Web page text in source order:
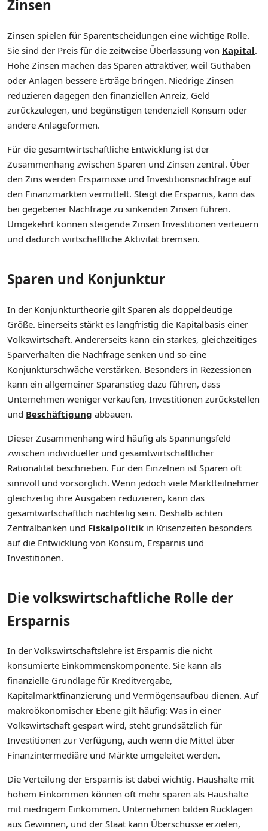
Zinsen
Zinsen spielen für Sparentscheidungen eine wichtige Rolle.
Sie sind der Preis für die zeitweise Überlassung von Kapital.
Hohe Zinsen machen das Sparen attraktiver, weil Guthaben
oder Anlagen bessere Erträge bringen. Niedrige Zinsen
reduzieren dagegen den finanziellen Anreiz, Geld
zurückzulegen, und begünstigen tendenziell Konsum oder
andere Anlageformen.
Für die gesamtwirtschaftliche Entwicklung ist der
Zusammenhang zwischen Sparen und Zinsen zentral. Über
den Zins werden Ersparnisse und Investitionsnachfrage auf
den Finanzmärkten vermittelt. Steigt die Ersparnis, kann das
bei gegebener Nachfrage zu sinkenden Zinsen führen.
Umgekehrt können steigende Zinsen Investitionen verteuern
und dadurch wirtschaftliche Aktivität bremsen.
Sparen und Konjunktur
In der Konjunkturtheorie gilt Sparen als doppeldeutige
Größe. Einerseits stärkt es langfristig die Kapitalbasis einer
Volkswirtschaft. Andererseits kann ein starkes, gleichzeitiges
Sparverhalten die Nachfrage senken und so eine
Konjunkturschwäche verstärken. Besonders in Rezessionen
kann ein allgemeiner Sparanstieg dazu führen, dass
Unternehmen weniger verkaufen, Investitionen zurückstellen
und Beschäftigung abbauen.
Dieser Zusammenhang wird häufig als Spannungsfeld
zwischen individueller und gesamtwirtschaftlicher
Rationalität beschrieben. Für den Einzelnen ist Sparen oft
sinnvoll und vorsorglich. Wenn jedoch viele Marktteilnehmer
gleichzeitig ihre Ausgaben reduzieren, kann das
gesamtwirtschaftlich nachteilig sein. Deshalb achten
Zentralbanken und Fiskalpolitik in Krisenzeiten besonders
auf die Entwicklung von Konsum, Ersparnis und
Investitionen.
Die volkswirtschaftliche Rolle der
Ersparnis
In der Volkswirtschaftslehre ist Ersparnis die nicht
konsumierte Einkommenskomponente. Sie kann als
finanzielle Grundlage für Kreditvergabe,
Kapitalmarktfinanzierung und Vermögensaufbau dienen. Auf
makroökonomischer Ebene gilt häufig: Was in einer
Volkswirtschaft gespart wird, steht grundsätzlich für
Investitionen zur Verfügung, auch wenn die Mittel über
Finanzintermediäre und Märkte umgeleitet werden.
Die Verteilung der Ersparnis ist dabei wichtig. Haushalte mit
hohem Einkommen können oft mehr sparen als Haushalte
mit niedrigem Einkommen. Unternehmen bilden Rücklagen
aus Gewinnen, und der Staat kann Überschüsse erzielen,